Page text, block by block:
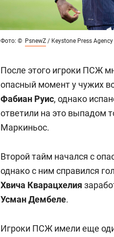
Фото: © PsnewZ / Keystone Press
После этого игроки ПСЖ
опасный момент у чужих
Фабиан Руис, однако
ответили на это выпадом
Маркиньос.
Второй тайм начался с
однако с ним справился
Хвича Кварацхелия
Усман Дембеле.
Игроки ПСЖ имели еще